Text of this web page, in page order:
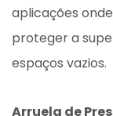
aplicações
proteger a
espaços vazios.
Arruela de